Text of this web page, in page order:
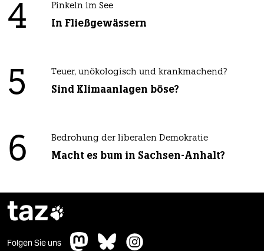
4 Pinkeln im See
In Fließgewässern
5 Teuer, unökologisch und krankmachend?
Sind Klimaanlagen böse?
6 Bedrohung der liberalen Demokratie
Macht es bum in Sachsen-Anhalt?
taz
Folgen Sie uns